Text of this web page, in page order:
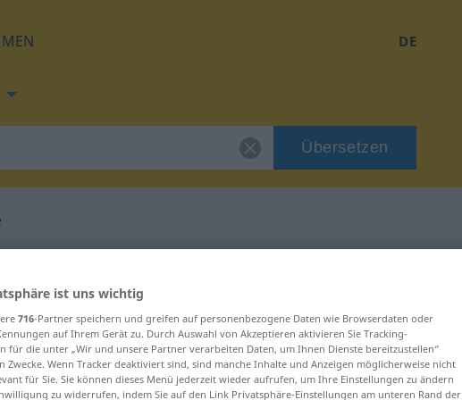
DE
Übersetzen
für "repellente"
ist uns wichtig
716-Partner speichern und greifen auf personenbezogene Daten wie Browserdaten oder
auf Ihrem Gerät zu. Durch Auswahl von Akzeptieren aktivieren Sie Tracking-
für die unter „Wir und unsere Partner verarbeiten Daten, um Ihnen Dienste bereitzustellen“
Zwecke. Wenn Tracker deaktiviert sind, sind manche Inhalte und Anzeigen möglicherweise nicht
für Sie. Sie können dieses Menü jederzeit wieder aufrufen, um Ihre Einstellungen zu ändern
zu widerrufen, indem Sie auf den Link Privatsphäre-Einstellungen am unteren Rand der